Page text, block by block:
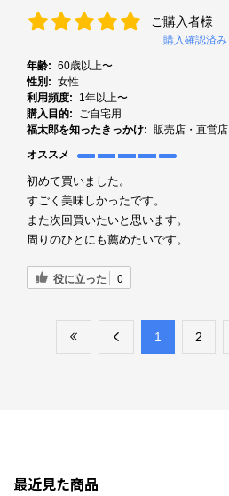
ご購入者様
購入確認済み
年齢: 60歳以上〜
性別: 女性
利用頻度:
1年以上〜
購入目的:
ご自宅用
福太郎を知ったきっかけ: 販売店・直営店
オススメ
初めて買いました。
すごく美味しかったです。
また次回買いたいと思います。
周りのひとにも薦めたいです。
役に立った 0
​1 ​2
最近見た商品